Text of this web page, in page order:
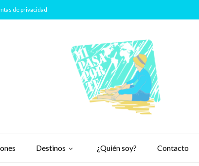
Destinos ¿Quién soy? Contacto
de privacidad